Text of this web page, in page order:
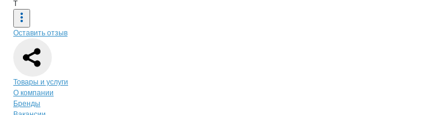
Т
Оставить отзыв
Навигация по странице
Товары и услуги
О компании
Бренды